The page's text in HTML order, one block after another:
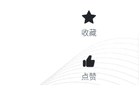
收藏
点赞